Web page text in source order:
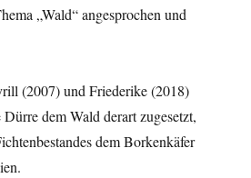
„Wald“ angesprochen und
(2007) und Friederike (2018)
dem Wald derart zugesetzt,
dem Borkenkäfer